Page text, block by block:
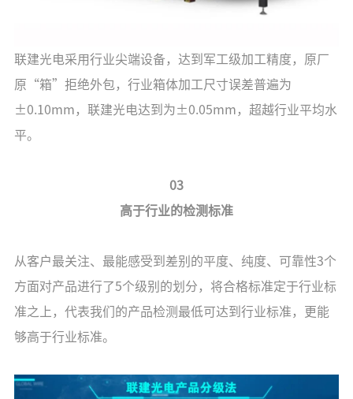
联建光电采用行业尖端设备，达到军工级加工精度，原厂
原“箱”拒绝外包，行业箱体加工尺寸误差普遍为
±0.10mm，联建光电达到为±0.05mm，超越行业平均水
平。
03
高于行业的检测标准
从客户最关注、最能感受到差别的平度、纯度、可靠性3个
方面对产品进行了5个级别的划分，将合格标准定于行业标
准之上，代表我们的产品检测最低可达到行业标准，更能
够高于行业标准。